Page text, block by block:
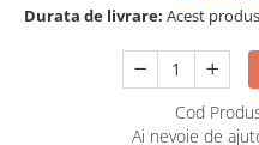
Durata de livrare: Acest
Cod
Ai nevoie de